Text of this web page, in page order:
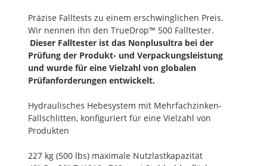
Präzise Falltests zu einem erschwinglichen Preis.
Wir nennen ihn den TrueDrop™ 500 Falltester.
Dieser Falltester ist das Nonplusultra bei der
Prüfung der Produkt- und Verpackungsleistung
und wurde für eine Vielzahl von globalen
Prüfanforderungen entwickelt.
Hydraulisches Hebesystem mit Mehrfachzinken-
Fallschlitten, konfiguriert für eine Vielzahl von
Produkten
227 kg (500 lbs) maximale Nutzlastkapazität